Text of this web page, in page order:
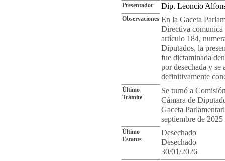
Presentador Dip. Leoncio
Observaciones En la Gaceta
Directiva comunica
artículo 184,
Diputados, la
fue dictaminada
por desechada y
definitivamente
Último
Trámite
Se turnó a
Cámara de
Gaceta
septiembre de
Último
Estatus
Desechado
Desechado
30/01/2026